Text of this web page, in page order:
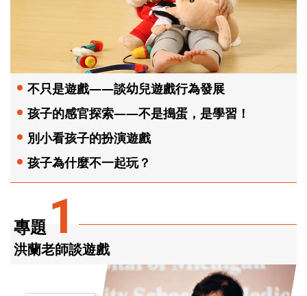
專題 1
洪蘭老師談遊戲
不只是遊戲——談幼兒遊戲行為發展
孩子的感官探索——不是搗蛋，是學習！
別小看孩子的扮演遊戲
孩子為什麼不一起玩？